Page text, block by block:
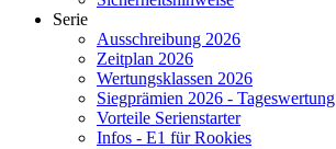
Serie
Ausschreibung 2026
Zeitplan 2026
Wertungsklassen 2026
Siegprämien 2026 - Tageswertung
Vorteile Serienstarter
Infos - E1 für Rookies